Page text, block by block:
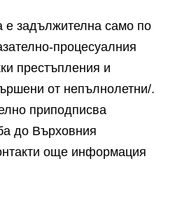
е задължителна само по
процесуалния
престъпления и
от непълнолетни/.
приподписва
до Върховния
още информация